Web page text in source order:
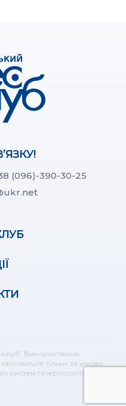
(096)-390-30-25
Використання
тільки за умови
систем гіперпосилання